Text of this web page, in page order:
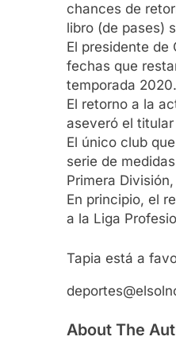
chances de
libro (de pases)
El presidente de
fechas que
temporada 2020.
El retorno a la
aseveró el
El único club
serie de
Primera
En principio, el
a la Liga
Tapia está a
About The